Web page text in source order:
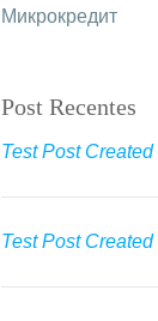
Микрокредит
Post Recentes
Test Post Created
Test Post Created